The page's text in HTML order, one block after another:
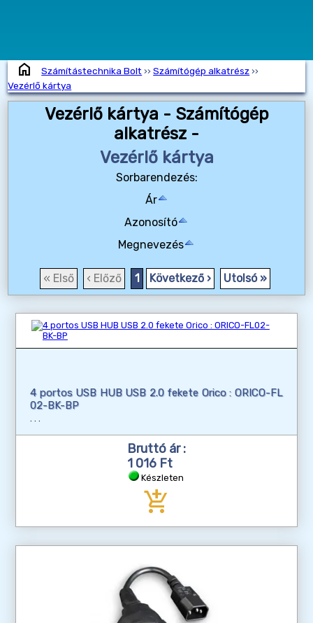
home Számítástechnika Bolt ››Számítógép alkatrész››
Vezérlő kártya
Vezérlő kártya - Számítógép
alkatrész -
Vezérlő kártya
Sorbarendezés:
Ár
Azonosító
Megnevezés
« Első ‹ Előző 1 Következő › Utolsó »
4 portos USB HUB USB 2.0 fekete Orico : ORICO-FL
02-BK-BP
Bruttó ár :
1 016 Ft
Készleten
add_shopping_cart